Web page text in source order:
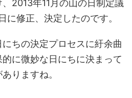
2013年11月の山の日制定議
に修正、決定したのです。
ちの決定プロセスに紆余曲
に微妙な日にちに決まって
りますね。